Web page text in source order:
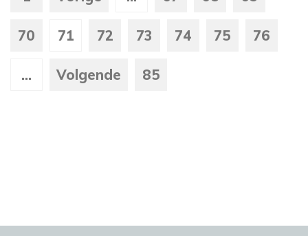
70 71 72 73 74 75 76
... Volgende 85